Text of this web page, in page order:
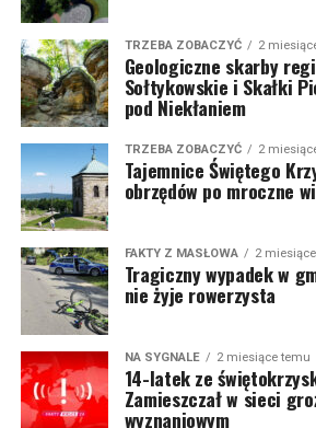
TRZEBA ZOBACZYĆ 2
Geologiczne skarby
Sołtykowskie i Skałki
pod Niekłaniem
TRZEBA ZOBACZYĆ 2
Tajemnice Świętego
obrzędów po mroczne
FAKTY Z MASŁOWA 2
Tragiczny wypadek w
nie żyje rowerzysta
NA SYGNALE 2 miesiące temu
14-latek ze
Zamieszczał w sieci
wyznaniowym